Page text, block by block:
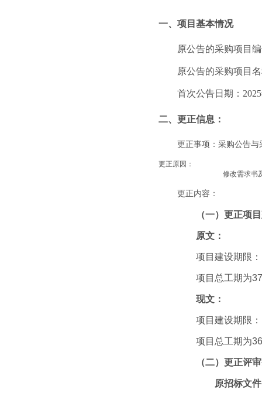
一、项目基本情况
原公告的采购项目
原公告的采购项目
首次公告日期：
二、更正信息：
更正事项：采购公告与
更正原因：
修改需求书
更正内容：
（一） 更正项
原文：
项目建设期限：
项目总工期为
现文：
项目建设期限：
项目总工期为
（二） 更正评
原招标文